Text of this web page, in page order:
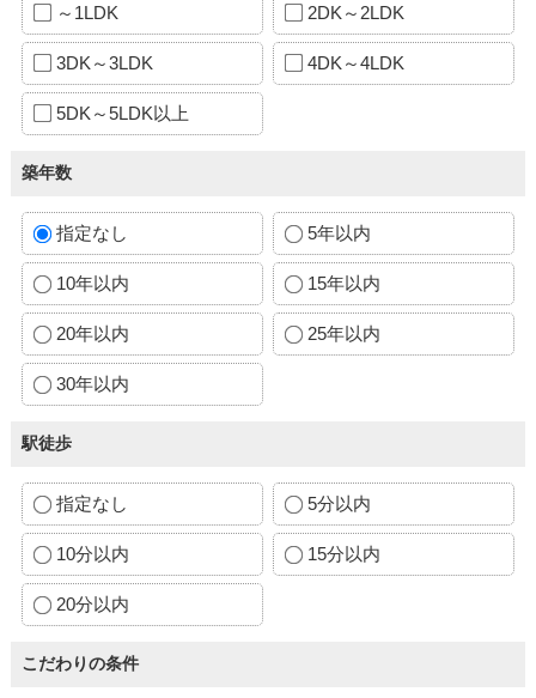
～1LDK 2DK～2LDK
3DK～3LDK 4DK～4LDK
5DK～5LDK以上
築年数
指定なし 5年以内
10年以内 15年以内
20年以内 25年以内
30年以内
駅徒歩
指定なし 5分以内
10分以内 15分以内
20分以内
こだわりの条件